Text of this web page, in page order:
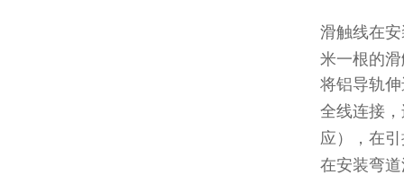
滑触线在
米一根的
将铝导轨
全线连接
应），在
在安装弯